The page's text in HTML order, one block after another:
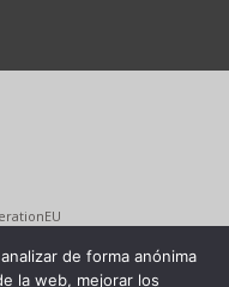
de forma anónima
la web, mejorar los